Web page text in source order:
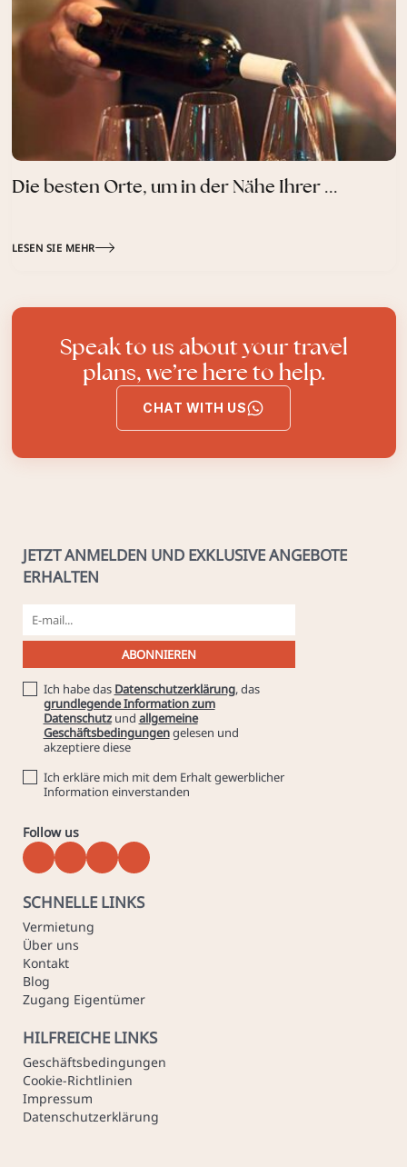
Die besten Orte, um in der Nähe Ihrer ...
LESEN SIE MEHR
Speak to us about your travel
plans, we’re here to help.
CHAT WITH US
JETZT ANMELDEN UND EXKLUSIVE ANGEBOTE
ERHALTEN
Ich habe das Datenschutzerklärung, das
grundlegende Information zum
Datenschutzund allgemeine
Geschäftsbedingungengelesen und
akzeptiere diese
Ich erkläre mich mit dem Erhalt gewerblicher
Information einverstanden
Follow us
SCHNELLE LINKS
Vermietung
Über uns
Kontakt
Blog
Zugang Eigentümer
HILFREICHE LINKS
Geschäftsbedingungen
Cookie-Richtlinien
Impressum
Datenschutzerklärung